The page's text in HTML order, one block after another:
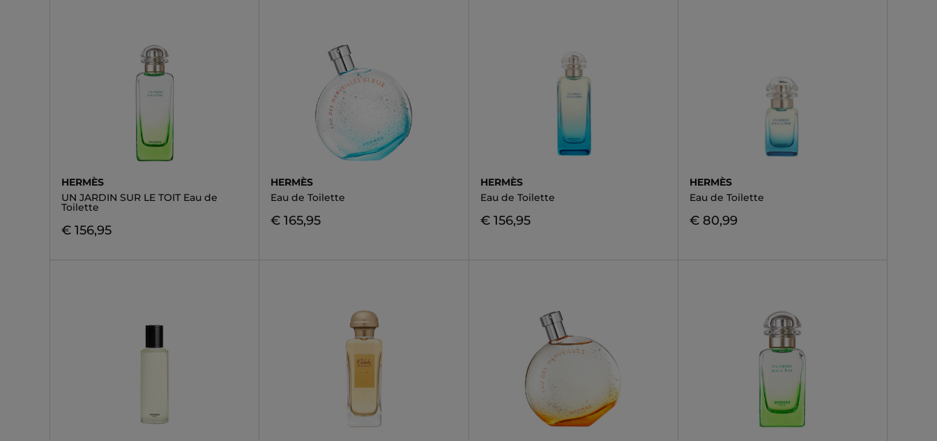
HERMÈS
UN JARDIN SUR LE TOIT Eau de
Toilette
€ 156,95
HERMÈS
Eau de Toilette
€ 165,95
HERMÈS
Eau de Toilette
€ 156,95
HERMÈS
Eau de Toilette
€ 80,99